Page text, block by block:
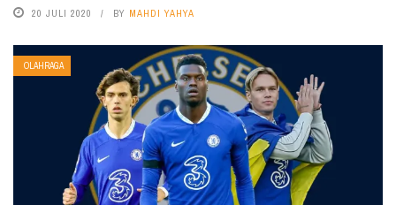
20 JULI 2020 BY MAHDI YAHYA
OLAHRAGA